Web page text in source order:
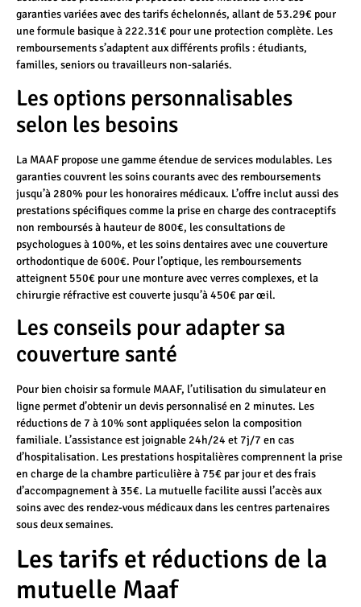
garanties variées avec des tarifs échelonnés, allant de 53.29€ pour
une formule basique à 222.31€ pour une protection complète. Les
remboursements s’adaptent aux différents profils : étudiants,
familles, seniors ou travailleurs non-salariés.
Les options personnalisables
selon les besoins
La MAAF propose une gamme étendue de services modulables. Les
garanties couvrent les soins courants avec des remboursements
jusqu’à 280% pour les honoraires médicaux. L’offre inclut aussi des
prestations spécifiques comme la prise en charge des contraceptifs
non remboursés à hauteur de 800€, les consultations de
psychologues à 100%, et les soins dentaires avec une couverture
orthodontique de 600€. Pour l’optique, les remboursements
atteignent 550€ pour une monture avec verres complexes, et la
chirurgie réfractive est couverte jusqu’à 450€ par œil.
Les conseils pour adapter sa
couverture santé
Pour bien choisir sa formule MAAF, l’utilisation du simulateur en
ligne permet d’obtenir un devis personnalisé en 2 minutes. Les
réductions de 7 à 10% sont appliquées selon la composition
familiale. L’assistance est joignable 24h/24 et 7j/7 en cas
d’hospitalisation. Les prestations hospitalières comprennent la prise
en charge de la chambre particulière à 75€ par jour et des frais
d’accompagnement à 35€. La mutuelle facilite aussi l’accès aux
soins avec des rendez-vous médicaux dans les centres partenaires
sous deux semaines.
Les tarifs et réductions de la
mutuelle Maaf